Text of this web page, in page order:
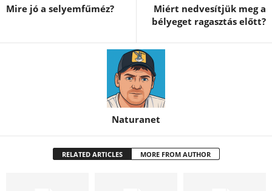
Mire jó a selyemfűméz?
Miért nedvesítjük meg a
bélyeget ragasztás előtt?
Naturanet
RELATED ARTICLES MORE FROM AUTHOR